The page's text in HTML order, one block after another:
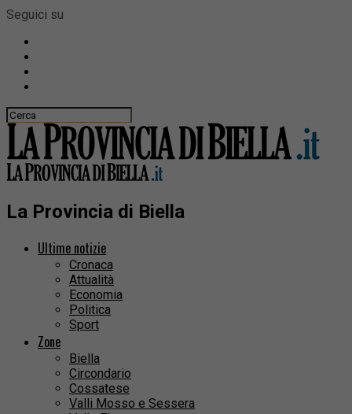
Seguici su
La Provincia di Biella
Ultime notizie
Cronaca
Attualità
Economia
Politica
Sport
Zone
Biella
Circondario
Cossatese
Valli Mosso e Sessera